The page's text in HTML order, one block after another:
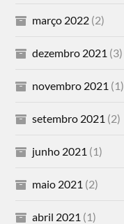
março 2022 (2)
dezembro 2021 (3)
novembro 2021 (1)
setembro 2021 (2)
junho 2021 (1)
maio 2021 (2)
abril 2021 (1)